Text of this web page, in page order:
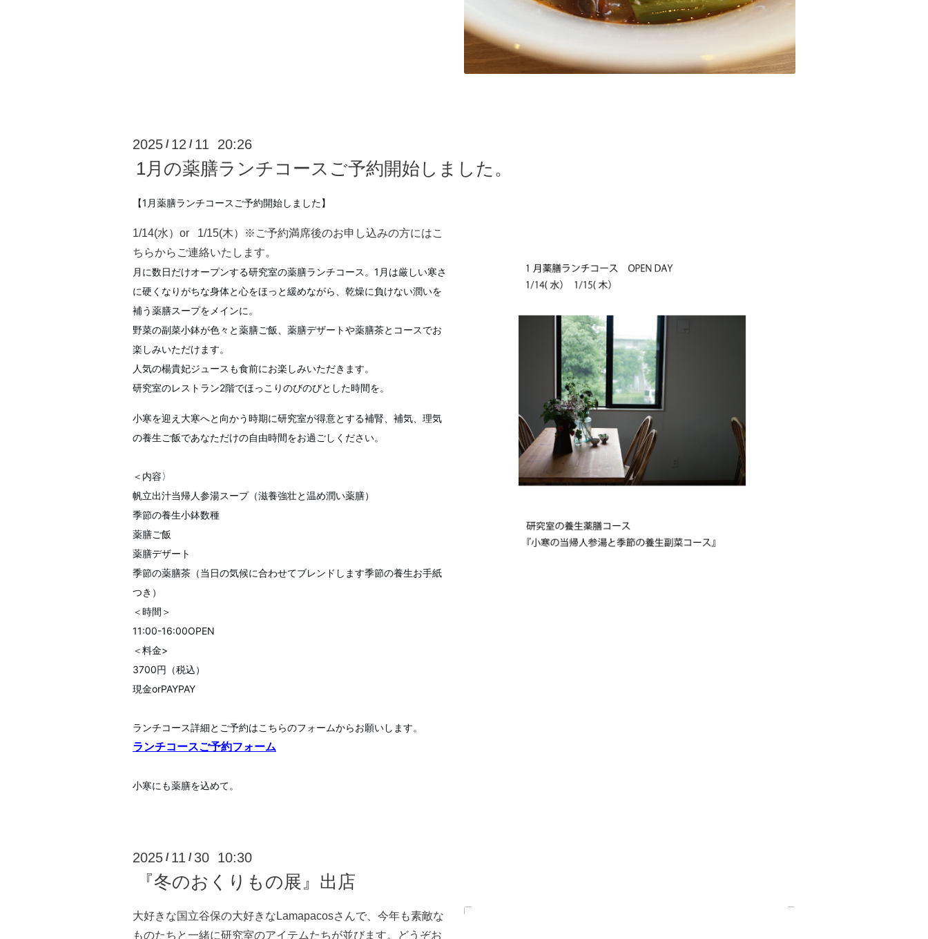
2025 / 12 / 11 20:26
1月の薬膳ランチコースご予約開始しました。
【1月薬膳ランチコースご予約開始しました】
1/14(水）or 1/15(木）※ご予約満席後のお申し込みの方にはこ
ちらからご連絡いたします。
月に数日だけオープンする研究室の薬膳ランチコース。 1月は厳しい寒さ
に硬くなりがちな身体と心をほっと緩めながら、乾燥に負けない潤いを
補う薬膳スープをメインに。
野菜の副菜小鉢が色々と薬膳ご飯、薬膳デザートや薬膳茶とコースでお
楽しみいただけます。
人気の楊貴妃ジュースも食前にお楽しみいただきます。
研究室のレストラン2階でほっこりのびのびとした時間を。
小寒を迎え大寒へと向かう時期に研究室が得意とする補腎、補気、理気
の養生ご飯であなただけの自由時間をお過ごしください。
＜内容〉
帆立出汁当帰人参湯スープ（滋養強壮と温め潤い薬膳）
季節の養生小鉢数種
薬膳ご飯
薬膳デザート
季節の薬膳茶（当日の気候に合わせてブレンドします季節の養生お手紙
つき）
＜時間＞
11:00-16:00OPEN
＜料金>
3700円（税込）
現金orPAYPAY
ランチコース詳細とご予約はこちらのフォームからお願いします。
ランチコースご予約フォーム
小寒にも薬膳を込めて。
2025 / 11 / 30 10:30
『冬のおくりもの展』出店
大好きな国立谷保の大好きなLamapacosさんで、今年も素敵な
ものたちと一緒に研究室のアイテムたちが並びます。どうぞお